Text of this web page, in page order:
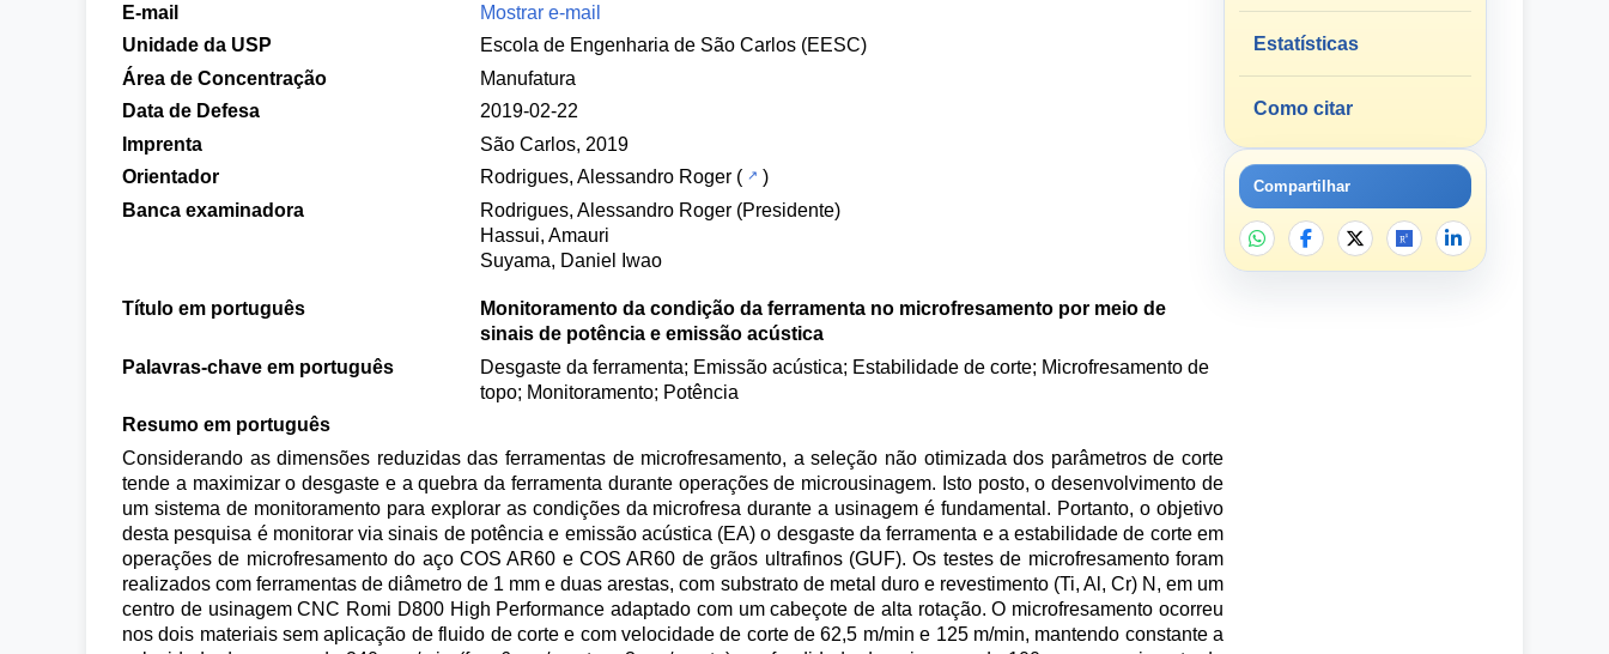
E-mail
Mostrar e-mail
Unidade da USP
Escola de Engenharia de São Carlos (EESC)
Área de Concentração
Manufatura
Data de Defesa
2019-02-22
Imprenta
São Carlos, 2019
Orientador
Rodrigues, Alessandro Roger (
)
Banca examinadora
Rodrigues, Alessandro Roger (Presidente)
Hassui, Amauri
Suyama, Daniel Iwao
Título em português
Monitoramento da condição da ferramenta no microfresamento por meio de
sinais de potência e emissão acústica
Palavras-chave em português
Desgaste da ferramenta; Emissão acústica; Estabilidade de corte; Microfresamento de
topo; Monitoramento; Potência
Resumo em português
Considerando as dimensões reduzidas das ferramentas de microfresamento, a seleção não otimizada dos parâmetros de corte
tende a maximizar o desgaste e a quebra da ferramenta durante operações de microusinagem. Isto posto, o desenvolvimento de
um sistema de monitoramento para explorar as condições da microfresa durante a usinagem é fundamental. Portanto, o objetivo
desta pesquisa é monitorar via sinais de potência e emissão acústica (EA) o desgaste da ferramenta e a estabilidade de corte em
operações de microfresamento do aço COS AR60 e COS AR60 de grãos ultrafinos (GUF). Os testes de microfresamento foram
realizados com ferramentas de diâmetro de 1 mm e duas arestas, com substrato de metal duro e revestimento (Ti, Al, Cr) N, em um
centro de usinagem CNC Romi D800 High Performance adaptado com um cabeçote de alta rotação. O microfresamento ocorreu
nos dois materiais sem aplicação de fluido de corte e com velocidade de corte de 62,5 m/min e 125 m/min, mantendo constante a
Estatísticas
Como citar
Compartilhar